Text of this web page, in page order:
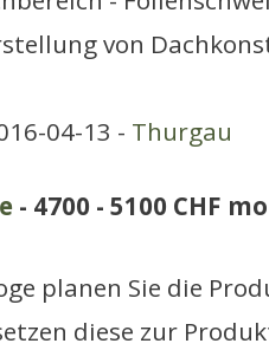
von
04-13 - Thurgau
- 4700 - 5100 CHF
planen Sie die
diese zur